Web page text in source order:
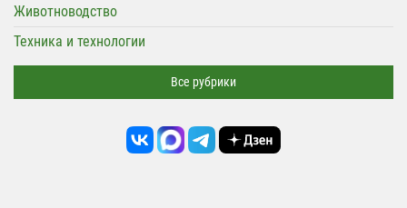
Животноводство
Техника и технологии
Все рубрики